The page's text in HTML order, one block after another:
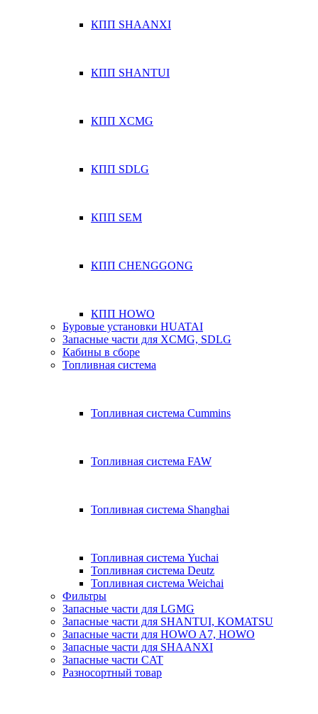
КПП SHAANXI
КПП SHANTUI
КПП XCMG
КПП SDLG
КПП SEM
КПП CHENGGONG
КПП HOWO
Буровые установки HUATAI
Запасные части для XCMG, SDLG
Кабины в сборе
Топливная система
Топливная система Cummins
Топливная система FAW
Топливная система Shanghai
Топливная система Yuchai
Топливная система Deutz
Топливная система Weichai
Фильтры
Запасные части для LGMG
Запасные части для SHANTUI, KOMATSU
Запасные части для HOWO A7, HOWO
Запасные части для SHAANXI
Запасные части CAT
Разносортный товар